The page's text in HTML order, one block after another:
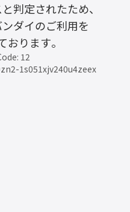
判定されたため、
ダイのご利用を
おります。
12
1s051xjv240u4zeex